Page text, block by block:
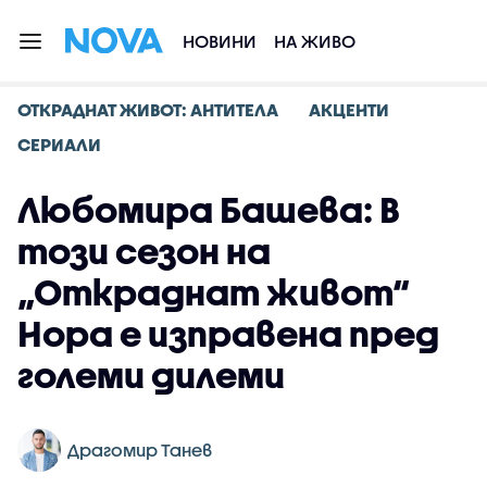
НОВИНИ НА ЖИВО
ОТКРАДНАТ ЖИВОТ: АНТИТЕЛА
АКЦЕНТИ
СЕРИАЛИ
Любомира Башева: В
този сезон на
„Откраднат живот“
Нора е изправена пред
големи дилеми
Драгомир Танев